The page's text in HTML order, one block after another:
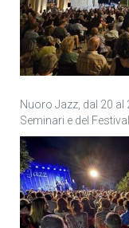
Nuoro Jazz, dal 20
Seminari e del